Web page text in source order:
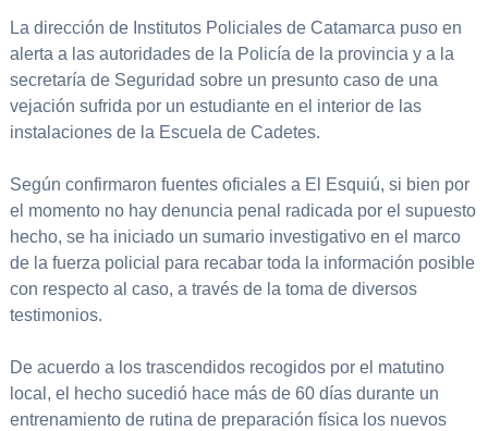
La dirección de Institutos Policiales de Catamarca puso en
alerta a las autoridades de la Policía de la provincia y a la
secretaría de Seguridad sobre un presunto caso de una
vejación sufrida por un estudiante en el interior de las
instalaciones de la Escuela de Cadetes.
Según confirmaron fuentes oficiales a El Esquiú, si bien por
el momento no hay denuncia penal radicada por el supuesto
hecho, se ha iniciado un sumario investigativo en el marco
de la fuerza policial para recabar toda la información posible
con respecto al caso, a través de la toma de diversos
testimonios.
De acuerdo a los trascendidos recogidos por el matutino
local, el hecho sucedió hace más de 60 días durante un
entrenamiento de rutina de preparación física los nuevos